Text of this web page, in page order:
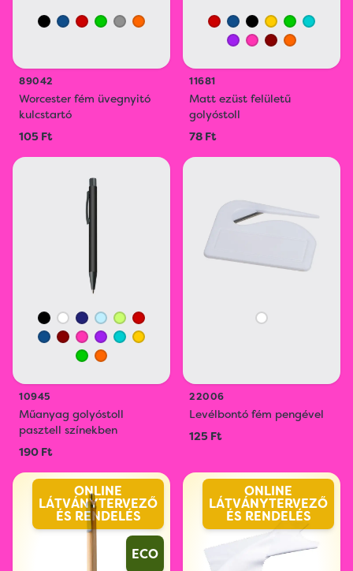
89042
Worcester fém üvegnyitó
kulcstartó
105 Ft
11681
Matt ezüst felületű
golyóstoll
78 Ft
10945
Műanyag golyóstoll
pasztell színekben
190 Ft
22006
Levélbontó fém pengével
125 Ft
ONLINE
LÁTVÁNYTERVEZŐ
ÉS RENDELÉS
ECO
ONLINE
LÁTVÁNYTERVEZŐ
ÉS RENDELÉS